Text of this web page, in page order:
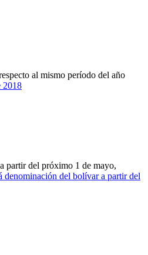
al mismo período del año
2018
partir del próximo 1 de mayo,
denominación del bolívar a partir del